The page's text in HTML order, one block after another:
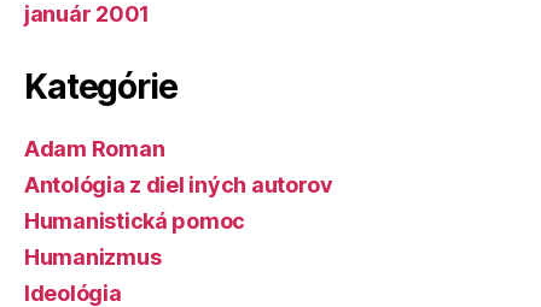
január 2001
Kategórie
Adam Roman
Antológia z diel iných autorov
Humanistická pomoc
Humanizmus
Ideológia